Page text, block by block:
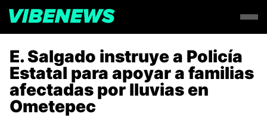
E. Salgado instruye a Policía
Estatal para apoyar a familias
afectadas por lluvias en
Ometepec